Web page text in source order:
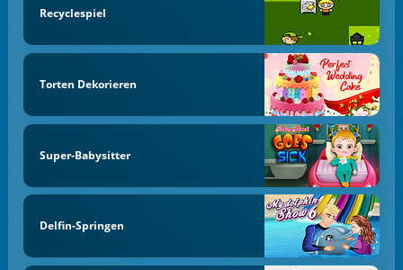
Recyclespiel
Torten Dekorieren
Super-Babysitter
Delfin-Springen